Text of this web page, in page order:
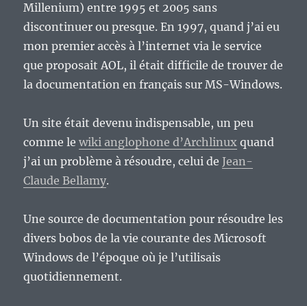
Millenium) entre 1995 et 2005 sans
discontinuer ou presque. En 1997, quand j’ai eu
mon premier accès à l’internet via le service
que proposait AOL, il était difficile de trouver de
la documentation en français sur MS-Windows.
Un site était devenu indispensable, un peu
comme lewiki anglophone d’Archlinux quand
j’ai un problème à résoudre, celui de Jean-
Claude Bellamy.
Une source de documentation pour résoudre les
divers bobos de la vie courante des Microsoft
Windows de l’époque où je l’utilisais
quotidiennement.